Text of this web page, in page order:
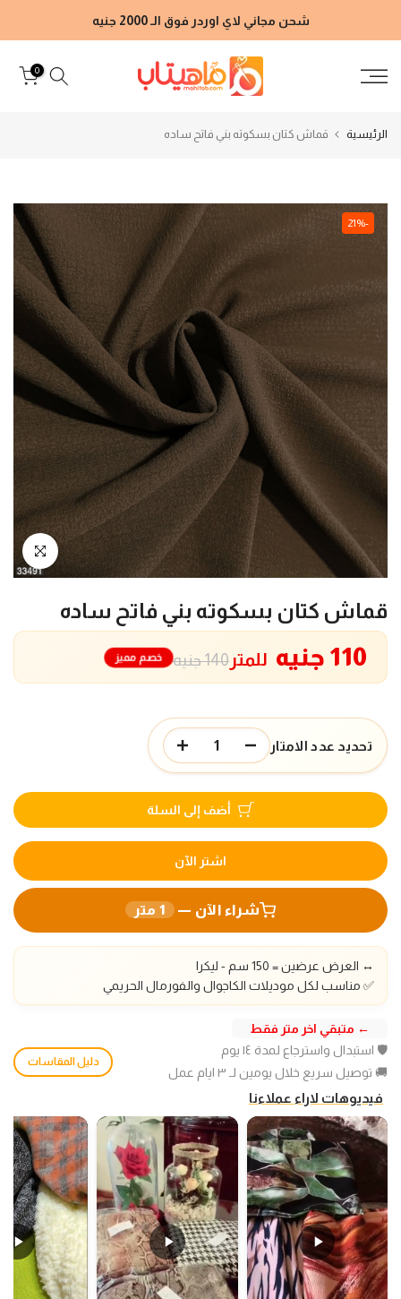
إلى
شحن مجاني لاي اوردر فوق الـ 2000 جنيه
0
الرئيسية قماش كتان بسكوته بني فاتح ساده
-21%
انقر للتكبير
قماش كتان بسكوته بني فاتح ساده
140 جنيه 110 جنيه للمتر خصم مميز
تحديد عدد الامتار
أضف إلى السلة
اشتر الآن
شراء الآن — 1 متر
↔️ العرض عرضين = 150 سم - ليكرا
✅ مناسب لكل موديلات الكاجوال والفورمال الحريمي
← متبقي اخر متر فقط
🛡️ استبدال واسترجاع لمدة ١٤ يوم
🚚 توصيل سريع خلال يومين لـ ٣ ايام عمل
دليل المقاسات
فيديوهات لاراء عملاءنا